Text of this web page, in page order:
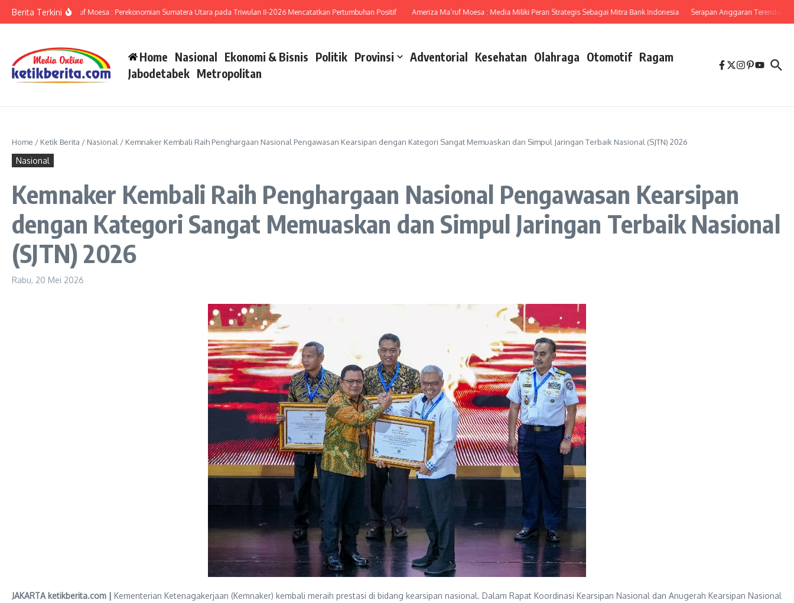
Berita Terkini
Ameriza Ma’ruf Moesa : Perekonomian Sumatera Utara pada Triwulan II-2026 Mencatatkan Pertumbuhan Positif Ameriza Ma’ruf Moesa : Media Miliki Peran Strategis Sebagai Mitra Bank Indonesia Serapan Anggaran Terendah,
Home Nasional Ekonomi & Bisnis Politik Provinsi Adventorial Kesehatan Olahraga Otomotif Ragam
Jabodetabek Metropolitan
Home / Ketik Berita / Nasional / Kemnaker Kembali Raih Penghargaan Nasional Pengawasan Kearsipan dengan Kategori Sangat Memuaskan dan Simpul Jaringan Terbaik Nasional (SJTN) 2026
Nasional
Kemnaker Kembali Raih Penghargaan Nasional Pengawasan Kearsipan
dengan Kategori Sangat Memuaskan dan Simpul Jaringan Terbaik Nasional
(SJTN) 2026
Rabu, 20 Mei 2026
JAKARTA ketikberita.com | Kementerian Ketenagakerjaan (Kemnaker) kembali meraih prestasi di bidang kearsipan nasional. Dalam Rapat Koordinasi Kearsipan Nasional dan Anugerah Kearsipan Nasional